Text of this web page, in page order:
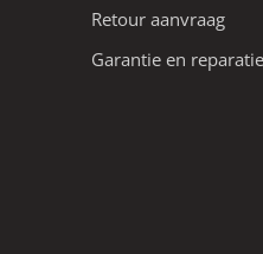
Retour aanvraag
Garantie en